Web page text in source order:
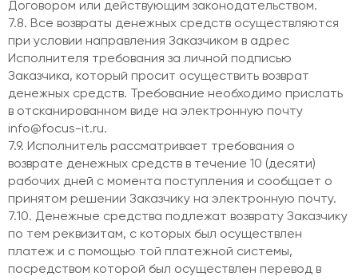
Договором или действующим законодательством.
7.8. Все возвраты денежных средств осуществляются
при условии направления Заказчиком в адрес
Исполнителя требования за личной подписью
Заказчика, который просит осуществить возврат
денежных средств. Требование необходимо прислать
в отсканированном виде на электронную почту
info@focus-it.ru.
7.9. Исполнитель рассматривает требования о
возврате денежных средств в течение 10 (десяти)
рабочих дней с момента поступления и сообщает о
принятом решении Заказчику на электронную почту.
7.10. Денежные средства подлежат возврату Заказчику
по тем реквизитам, с которых был осуществлен
платеж и с помощью той платежной системы,
посредством которой был осуществлен перевод в